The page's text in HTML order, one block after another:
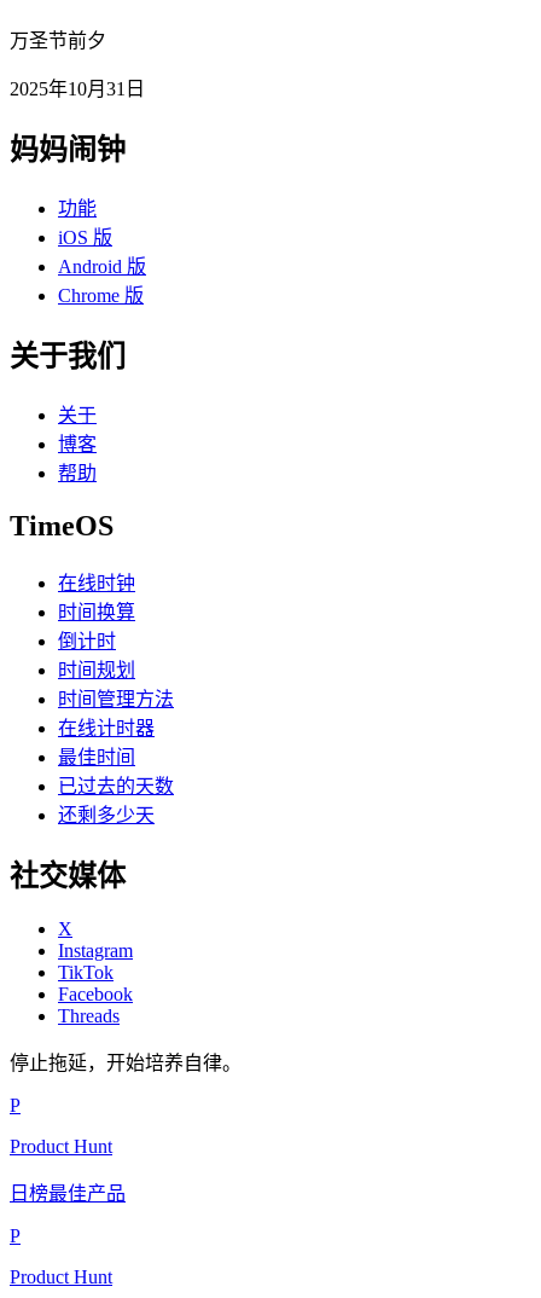
万圣节前夕
2025年10月31日
妈妈闹钟
功能
iOS 版
Android 版
Chrome 版
关于我们
关于
博客
帮助
TimeOS
在线时钟
时间换算
倒计时
时间规划
时间管理方法
在线计时器
最佳时间
已过去的天数
还剩多少天
社交媒体
X
Instagram
TikTok
Facebook
Threads
停止拖延，开始培养自律。
P
Product Hunt
日榜最佳产品
P
Product Hunt